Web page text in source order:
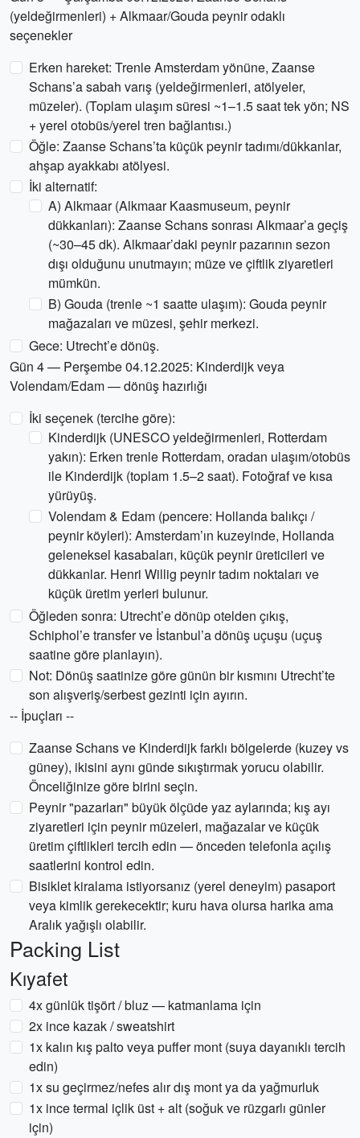
(yeldeğirmenleri) + Alkmaar/Gouda peynir odaklı
seçenekler
Erken hareket: Trenle Amsterdam yönüne, Zaanse
Schans’a sabah varış (yeldeğirmenleri, atölyeler,
müzeler). (Toplam ulaşım süresi ~1–1.5 saat tek yön; NS
+ yerel otobüs/yerel tren bağlantısı.)
Öğle: Zaanse Schans’ta küçük peynir tadımı/dükkanlar,
ahşap ayakkabı atölyesi.
İki alternatif:
A) Alkmaar (Alkmaar Kaasmuseum, peynir
dükkanları): Zaanse Schans sonrası Alkmaar’a geçiş
(~30–45 dk). Alkmaar’daki peynir pazarının sezon
dışı olduğunu unutmayın; müze ve çiftlik ziyaretleri
mümkün.
B) Gouda (trenle ~1 saatte ulaşım): Gouda peynir
mağazaları ve müzesi, şehir merkezi.
Gece: Utrecht’e dönüş.
Gün 4 — Perşembe 04.12.2025: Kinderdijk veya
Volendam/Edam — dönüş hazırlığı
İki seçenek (tercihe göre):
Kinderdijk (UNESCO yeldeğirmenleri, Rotterdam
yakın): Erken trenle Rotterdam, oradan ulaşım/otobüs
ile Kinderdijk (toplam 1.5–2 saat). Fotoğraf ve kısa
yürüyüş.
Volendam & Edam (pencere: Hollanda balıkçı /
peynir köyleri): Amsterdam’ın kuzeyinde, Hollanda
geleneksel kasabaları, küçük peynir üreticileri ve
dükkanlar. Henri Willig peynir tadım noktaları ve
küçük üretim yerleri bulunur.
Öğleden sonra: Utrecht’e dönüp otelden çıkış,
Schiphol’e transfer ve İstanbul’a dönüş uçuşu (uçuş
saatine göre planlayın).
Not: Dönüş saatinize göre günün bir kısmını Utrecht’te
son alışveriş/serbest gezinti için ayırın.
-- İpuçları --
Zaanse Schans ve Kinderdijk farklı bölgelerde (kuzey vs
güney), ikisini aynı günde sıkıştırmak yorucu olabilir.
Önceliğinize göre birini seçin.
Peynir "pazarları" büyük ölçüde yaz aylarında; kış ayı
ziyaretleri için peynir müzeleri, mağazalar ve küçük
üretim çiftlikleri tercih edin — önceden telefonla açılış
saatlerini kontrol edin.
Bisiklet kiralama istiyorsanız (yerel deneyim) pasaport
veya kimlik gerekecektir; kuru hava olursa harika ama
Aralık yağışlı olabilir.
Packing List
Kıyafet
4x günlük tişört / bluz — katmanlama için
2x ince kazak / sweatshirt
1x kalın kış palto veya puffer mont (suya dayanıklı tercih
edin)
1x su geçirmez/nefes alır dış mont ya da yağmurluk
1x ince termal içlik üst + alt (soğuk ve rüzgarlı günler
için)